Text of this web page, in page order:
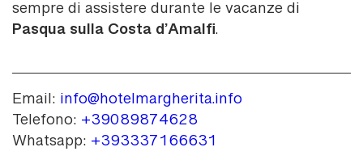
sempre di assistere durante le vacanze di
Pasqua sulla Costa d’Amalfi.
Email: info@hotelmargherita.info
Telefono: +39089874628
Whatsapp: +393337166631